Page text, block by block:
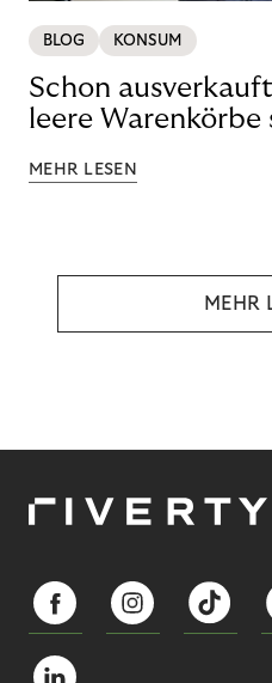
BLOG KONSUM
Schon
leere Warenkörbe
MEHR LESEN
MEHR